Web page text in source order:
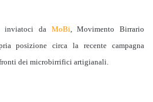
inviatoci da MoBi,Movimento Birrario
posizionecirca la recente campagna
dei microbirrifici artigianali.